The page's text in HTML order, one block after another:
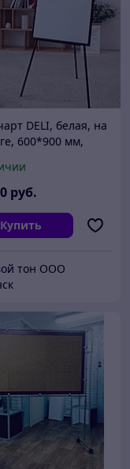
DELI, белая, на
600*900 мм,
стиратель
руб.
Купить
тон ООО